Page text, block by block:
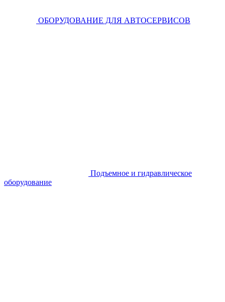
ОБОРУДОВАНИЕ ДЛЯ АВТОСЕРВИСОВ
Подъемное и гидравлическое
оборудование